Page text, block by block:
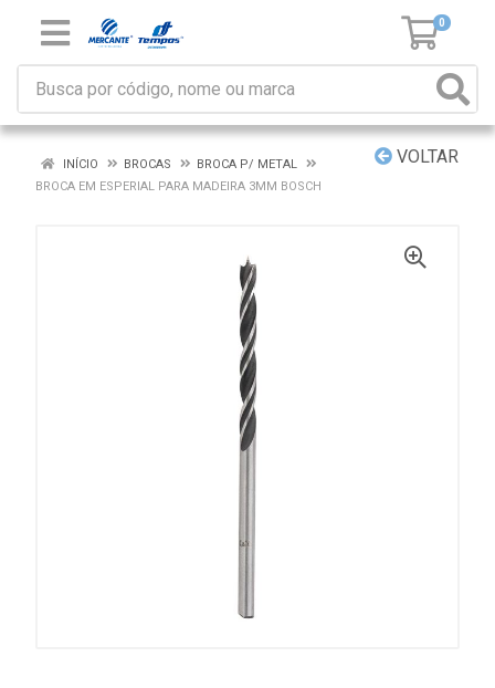
0
VOLTAR
INÍCIO BROCAS
BROCA P/ METAL
BROCA EM ESPERIAL PARA MADEIRA 3MM BOSCH